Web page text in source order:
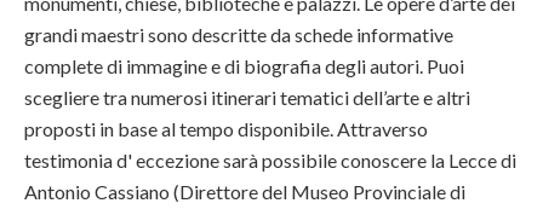
grandi maestri sono descritte da schede informative
complete di immagine e di biografia degli autori. Puoi
scegliere tra numerosi itinerari tematici dell’arte e altri
proposti in base al tempo disponibile. Attraverso
testimonia d' eccezione sarà possibile conoscere la Lecce di
Antonio Cassiano (Direttore del Museo Provinciale di